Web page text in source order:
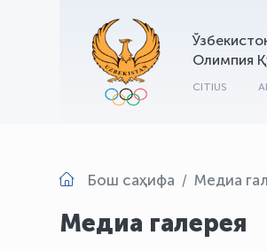
Олимпия
CITIUS
Бош саҳифа Медиа
Медиа галерея